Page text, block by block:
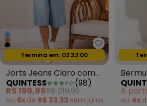
Quintess -
Oferta relâmpago
Termina em: 02:31:58
Jorts Jeans Claro com
Bolsos
QUINTESS (98)
R$ 199,99R$ 219,99
ou 6x de R$ 33,33 sem juros
Reta
A
ou 4x